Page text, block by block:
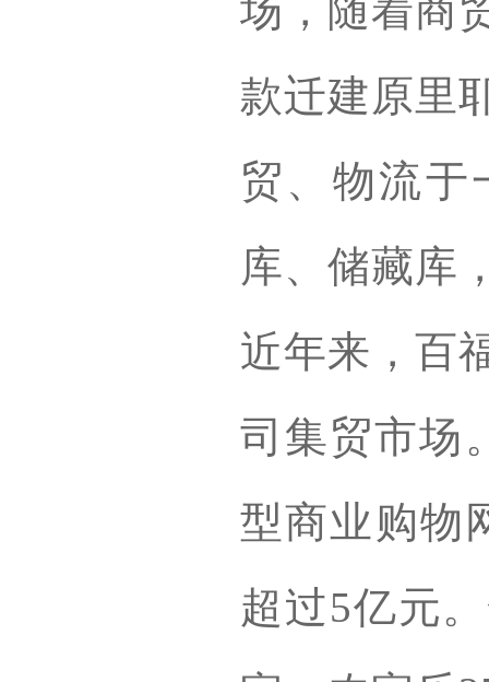
场，随着商
款迁建原里
贸、物流于
库、储藏库
近年来，百
司集贸市场
型商业购物
超过5亿元